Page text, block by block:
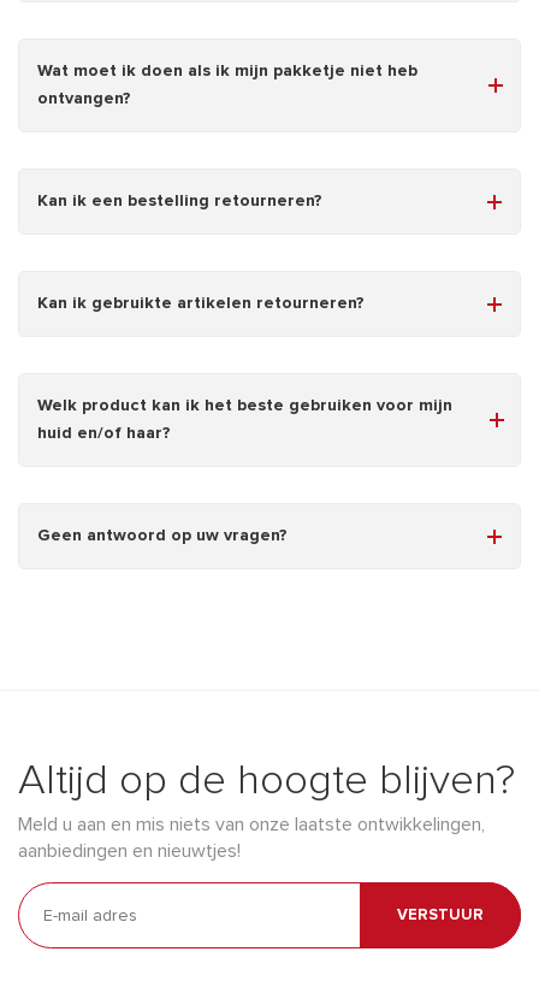
Wat moet ik doen als ik mijn pakketje niet heb
ontvangen?
Kan ik een bestelling retourneren?
Kan ik gebruikte artikelen retourneren?
Welk product kan ik het beste gebruiken voor mijn
huid en/of haar?
Geen antwoord op uw vragen?
Altijd op de hoogte blijven?
Meld u aan en mis niets van onze laatste ontwikkelingen,
aanbiedingen en nieuwtjes!
VERSTUUR